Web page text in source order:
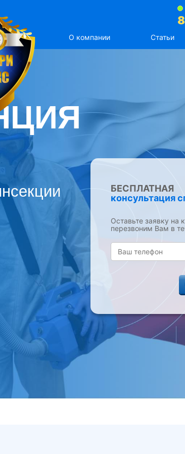
О компании Статьи
БЕСПЛАТНАЯ
консультация
Оставьте заявку на
перезвоним Вам в